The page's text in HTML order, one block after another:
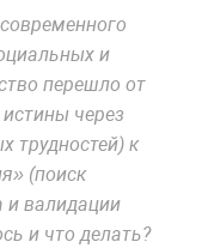
и
перешло от
через
трудностей) к
(поиск
и валидации
и что делать?